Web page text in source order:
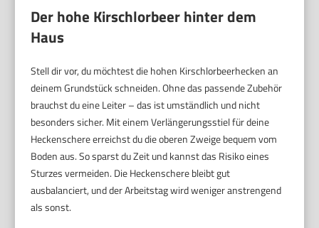
Der hohe Kirschlorbeer hinter dem
Haus
Stell dir vor, du möchtest die hohen Kirschlorbeerhecken an
deinem Grundstück schneiden. Ohne das passende Zubehör
brauchst du eine Leiter – das ist umständlich und nicht
besonders sicher. Mit einem Verlängerungsstiel für deine
Heckenschere erreichst du die oberen Zweige bequem vom
Boden aus. So sparst du Zeit und kannst das Risiko eines
Sturzes vermeiden. Die Heckenschere bleibt gut
ausbalanciert, und der Arbeitstag wird weniger anstrengend
als sonst.